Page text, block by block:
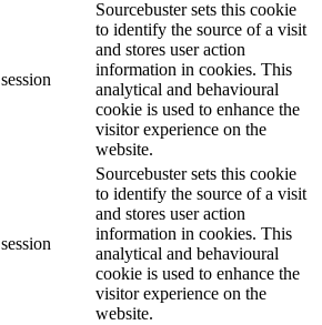
session
Sourcebuster sets this cookie
to identify the source of a visit
and stores user action
information in cookies. This
analytical and behavioural
cookie is used to enhance the
visitor experience on the
website.
session
Sourcebuster sets this cookie
to identify the source of a visit
and stores user action
information in cookies. This
analytical and behavioural
cookie is used to enhance the
visitor experience on the
website.